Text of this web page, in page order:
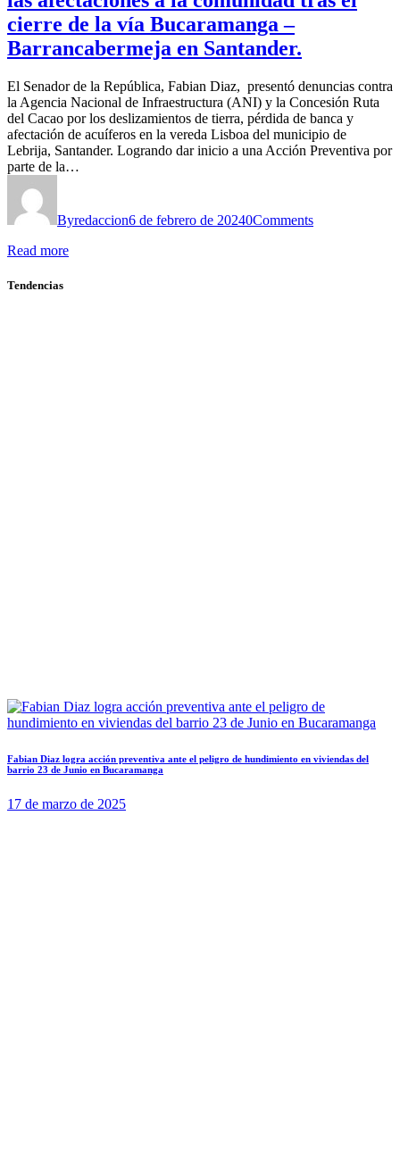
cierre de la vía Bucaramanga –
Barrancabermeja en Santander.
El Senador de la República, Fabian Diaz, presentó denuncias contra
la Agencia Nacional de Infraestructura (ANI) y la Concesión Ruta
del Cacao por los deslizamientos de tierra, pérdida de banca y
afectación de acuíferos en la vereda Lisboa del municipio de
Lebrija, Santander. Logrando dar inicio a una Acción Preventiva por
parte de la…
Byredaccion6 de febrero de 20240Comments
Read more
Tendencias
Fabian Diaz logra acción preventiva ante el peligro de hundimiento en viviendas del
barrio 23 de Junio en Bucaramanga
17 de marzo de 2025